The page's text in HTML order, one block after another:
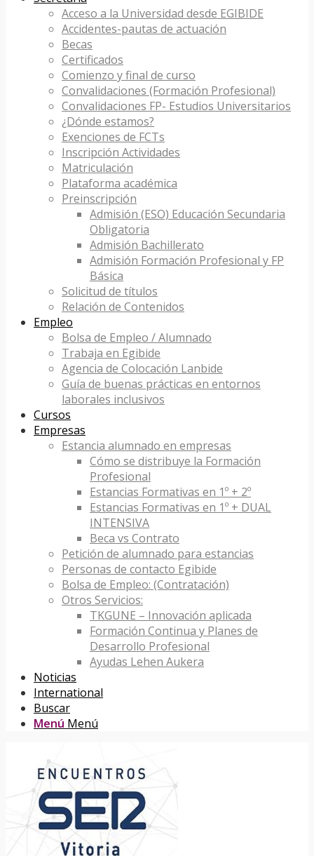
Acceso a la Universidad desde EGIBIDE
Accidentes-pautas de actuación
Becas
Certificados
Comienzo y final de curso
Convalidaciones (Formación Profesional)
Convalidaciones FP- Estudios Universitarios
¿Dónde estamos?
Exenciones de FCTs
Inscripción Actividades
Matriculación
Plataforma académica
Preinscripción
Admisión (ESO) Educación Secundaria
Obligatoria
Admisión Bachillerato
Admisión Formación Profesional y FP
Básica
Solicitud de títulos
Relación de Contenidos
Empleo
Bolsa de Empleo / Alumnado
Trabaja en Egibide
Agencia de Colocación Lanbide
Guía de buenas prácticas en entornos
laborales inclusivos
Cursos
Empresas
Estancia alumnado en empresas
Cómo se distribuye la Formación
Profesional
Estancias Formativas en 1º + 2º
Estancias Formativas en 1º + DUAL
INTENSIVA
Beca vs Contrato
Petición de alumnado para estancias
Personas de contacto Egibide
Bolsa de Empleo: (Contratación)
Otros Servicios:
TKGUNE – Innovación aplicada
Formación Continua y Planes de
Desarrollo Profesional
Ayudas Lehen Aukera
Noticias
International
Buscar
Menú Menú